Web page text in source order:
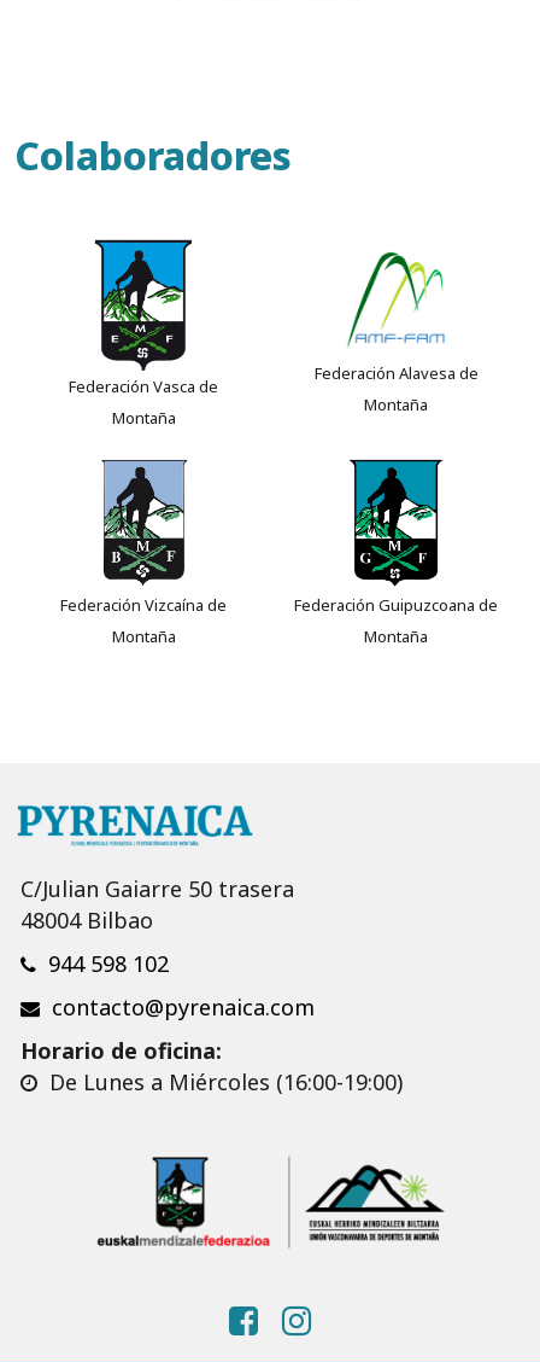
Colaboradores
Federación Vasca de
Montaña
Federación Alavesa de
Montaña
Federación Vizcaína de
Montaña
Federación Guipuzcoana de
Montaña
C/Julian Gaiarre 50 trasera
48004 Bilbao
944 598 102
contacto@pyrenaica.com
Horario de oficina:
De Lunes a Miércoles (16:00-19:00)